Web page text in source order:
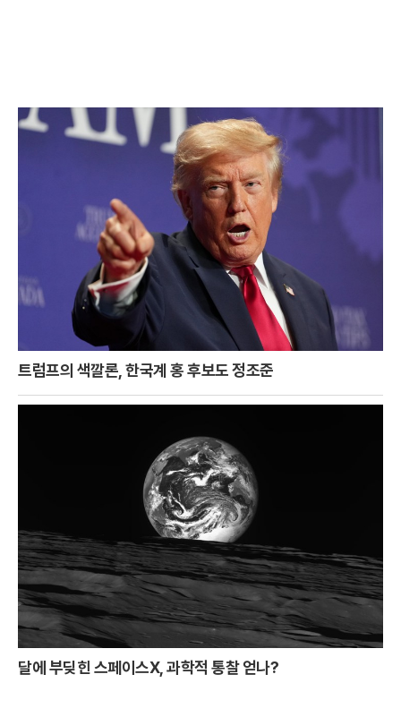
트럼프의 색깔론, 한국계 홍 후보도 정조준
달에 부딪힌 스페이스X, 과학적 통찰 얻나?